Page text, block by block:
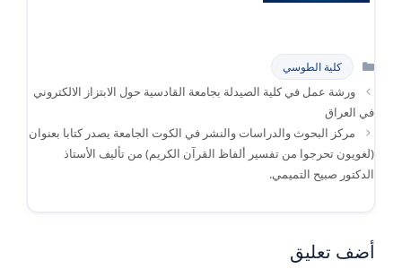
التصنيفات
كلية الطوسي
ورشة عمل في كلية الصيدلة بجامعة القادسية حول الابتزاز الالكتروني
في العراق
مركز البحوث والدراسات والنشر في الكوت الجامعة يصدر كتابا بعنوان
(لغويون تحرجوا من تفسير ألفاظ القرآن الكريم) من تأليف الأستاذ
الدكتور صبيح التميمي.
أضف تعليق